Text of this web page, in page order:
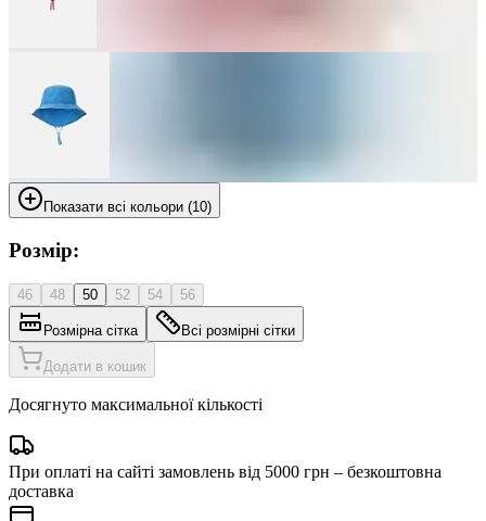
Показати всі кольори (10)
Розмір:
46 48 50 52 54 56
Розмірна сітка Всі розмірні сітки
Додати в кошик
Досягнуто максимальної кількості
При оплаті на сайті замовлень від 5000 грн – безкоштовна
доставка